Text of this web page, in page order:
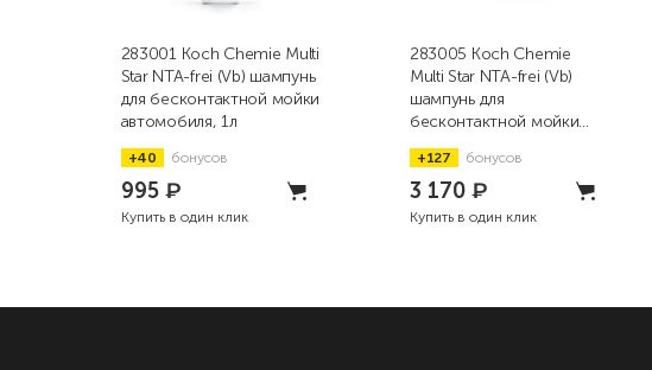
283001 Koch Chemie Multi
Star NTA-frei (Vb) шампунь
для бесконтактной мойки
автомобиля, 1л
+40 бонусов
995 ₽
Купить в один клик
283005 Koch Chemie
Multi Star NTA-frei (Vb)
шампунь для
бесконтактной мойки
автомобиля, 5л
+127 бонусов
3 170 ₽
Купить в один клик